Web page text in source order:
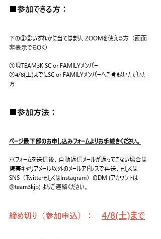
■参加できる方：
下の①②いずれかに当てはまり、ZOOMを使える方（画面
非表示でもOK）
①現TEAM3K SC or FAMILYメンバー
②4/8(土)までにSC or FAMILYメンバーへご登録いただいた
方
■参加方法：
ページ最下部のお申し込みフォームよりお手続きください。
※フォームを送信後、自動返信メールが返ってこない場合は
携帯キャリアメール以外のメールアドレスで再送、もしくは
SNS（TwitterもしくはInstagram）のDM (アカウントは
@team3kjp) よりご連絡ください。
締め切り（参加申込）： 4/8(土)まで